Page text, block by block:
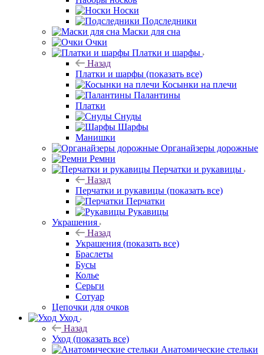
Носки
Подследники
Маски для сна
Очки
Платки и шарфы
Назад
Платки и шарфы (показать все)
Косынки на плечи
Палантины
Платки
Снуды
Шарфы
Манишки
Органайзеры дорожные
Ремни
Перчатки и рукавицы
Назад
Перчатки и рукавицы (показать все)
Перчатки
Рукавицы
Украшения
Назад
Украшения (показать все)
Браслеты
Бусы
Колье
Серьги
Сотуар
Цепочки для очков
Уход
Назад
Уход (показать все)
Анатомические стельки